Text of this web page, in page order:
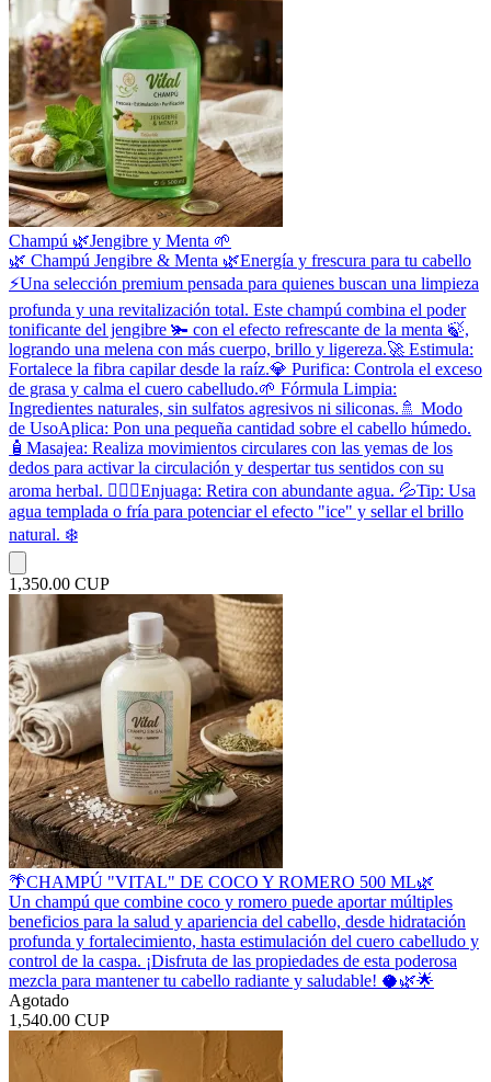
Champú 🌿Jengibre y Menta 🌱
​🌿 Champú Jengibre & Menta 🌿 ​Energía y frescura para tu cabello
⚡ ​Una selección premium pensada para quienes buscan una limpieza
profunda y una revitalización total. Este champú combina el poder
tonificante del jengibre 🫚 con el efecto refrescante de la menta 🍃,
logrando una melena con más cuerpo, brillo y ligereza. ​🚀 Estimula:
Fortalece la fibra capilar desde la raíz. ​💎 Purifica: Controla el exceso
de grasa y calma el cuero cabelludo. ​🌱 Fórmula Limpia:
Ingredientes naturales, sin sulfatos agresivos ni siliconas. ​🚿 Modo
de Uso ​Aplica: Pon una pequeña cantidad sobre el cabello húmedo.
🧴 ​Masajea: Realiza movimientos circulares con las yemas de los
dedos para activar la circulación y despertar tus sentidos con su
aroma herbal. 💆‍♂️✨ ​Enjuaga: Retira con abundante agua. 💦 ​Tip: Usa
agua templada o fría para potenciar el efecto "ice" y sellar el brillo
natural. ❄️
1,350.00 CUP
🌴CHAMPÚ "VITAL" DE COCO Y ROMERO 500 ML🌿
Un champú que combine coco y romero puede aportar múltiples
beneficios para la salud y apariencia del cabello, desde hidratación
profunda y fortalecimiento, hasta estimulación del cuero cabelludo y
control de la caspa. ¡Disfruta de las propiedades de esta poderosa
mezcla para mantener tu cabello radiante y saludable! 🥥🌿🌟
Agotado
1,540.00 CUP